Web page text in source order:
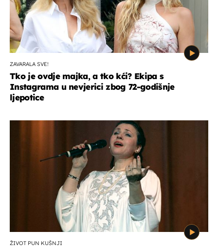
ZAVARALA SVE!
Tko je ovdje majka, a tko kći? Ekipa s
Instagrama u nevjerici zbog 72-godišnje
ljepotice
ŽIVOT PUN KUŠNJI